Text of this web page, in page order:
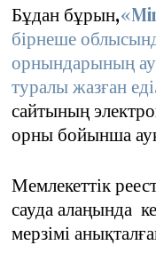
Бұдан бұрын,
бірнеше
орнындарының
туралы жазған
сайтының
орны бойынша
Мемлекеттік
сауда алаңында
мерзімі